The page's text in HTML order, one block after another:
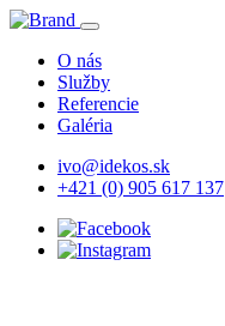
O nás
Služby
Referencie
Galéria
ivo@idekos.sk
+421 (0) 905 617 137